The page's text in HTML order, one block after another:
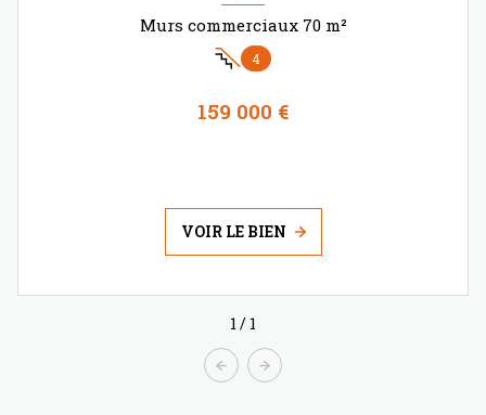
Murs commerciaux 70 m²
4
159 000 €
VOIR LE BIEN
1 / 1